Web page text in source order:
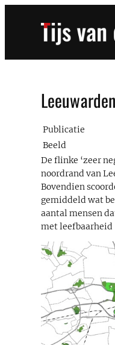
Leeuwarden
Publicatie
Beeld
De flinke ‘zeer
noordrand van
Bovendien
gemiddeld wat
aantal mensen
met leefbaarheid